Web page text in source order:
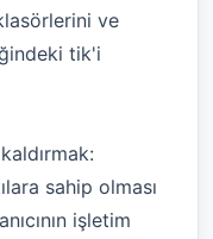
ve
tik'i
sahip olması
işletim